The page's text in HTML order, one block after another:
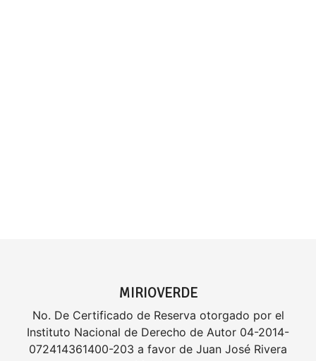
MIRIOVERDE
No. De Certificado de Reserva otorgado por el
Instituto Nacional de Derecho de Autor 04-2014-
072414361400-203 a favor de Juan José Rivera